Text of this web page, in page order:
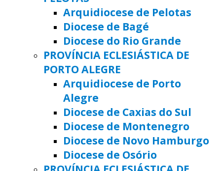
Arquidiocese de Pelotas
Diocese de Bagé
Diocese do Rio Grande
PROVÍNCIA ECLESIÁSTICA DE
PORTO ALEGRE
Arquidiocese de Porto
Alegre
Diocese de Caxias do Sul
Diocese de Montenegro
Diocese de Novo Hamburgo
Diocese de Osório